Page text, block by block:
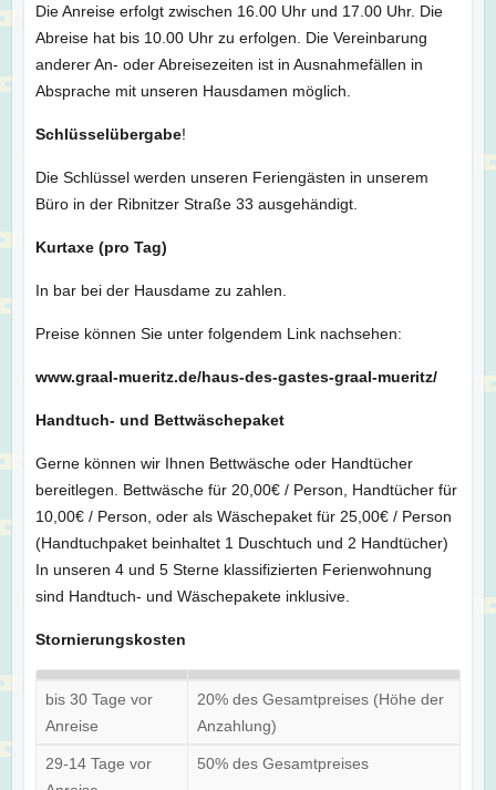
Die Anreise erfolgt zwischen 16.00 Uhr und 17.00 Uhr. Die
Abreise hat bis 10.00 Uhr zu erfolgen. Die Vereinbarung
anderer An- oder Abreisezeiten ist in Ausnahmefällen in
Absprache mit unseren Hausdamen möglich.
Schlüsselübergabe!
Die Schlüssel werden unseren Feriengästen in unserem
Büro in der Ribnitzer Straße 33 ausgehändigt.
Kurtaxe (pro Tag)
In bar bei der Hausdame zu zahlen.
Preise können Sie unter folgendem Link nachsehen:
www.graal-mueritz.de/haus-des-gastes-graal-mueritz/
Handtuch- und Bettwäschepaket
Gerne können wir Ihnen Bettwäsche oder Handtücher
bereitlegen. Bettwäsche für 20,00€ / Person, Handtücher für
10,00€ / Person, oder als Wäschepaket für 25,00€ / Person
(Handtuchpaket beinhaltet 1 Duschtuch und 2 Handtücher)
In unseren 4 und 5 Sterne klassifizierten Ferienwohnung
sind Handtuch- und Wäschepakete inklusive.
Stornierungskosten
bis 30 Tage vor
Anreise
20% des Gesamtpreises (Höhe der
Anzahlung)
29-14 Tage vor
50% des Gesamtpreises